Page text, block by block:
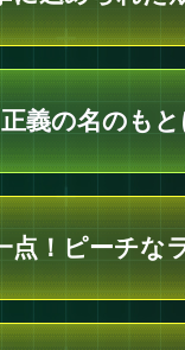
義の名のも
点！ピーチな